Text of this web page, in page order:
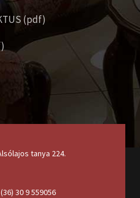
(pdf)
tanya 224.
30 9 559056